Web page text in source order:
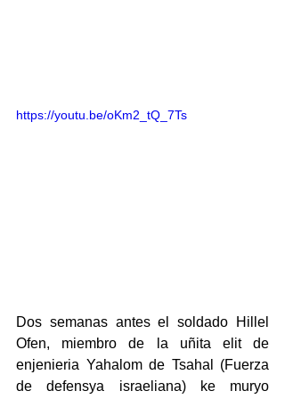
https://youtu.be/oKm2_tQ_7Ts
Dos semanas antes el soldado Hillel
Ofen, miembro de la uñita elit de
enjenieria Yahalom de Tsahal (Fuerza
de defensya israeliana) ke muryo